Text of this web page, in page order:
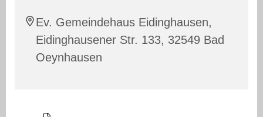
Ev. Gemeindehaus Eidinghausen,
Eidinghausener Str. 133, 32549 Bad
Oeynhausen